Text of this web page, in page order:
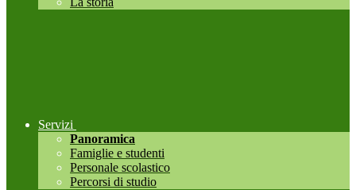
Servizi
Panoramica
Famiglie e studenti
Personale scolastico
Percorsi di studio